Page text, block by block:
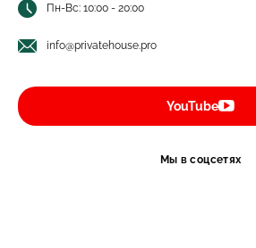
Пн-Вс: 10:00 - 20:00
info@privatehouse.pro
YouTube
Мы в соцсетях